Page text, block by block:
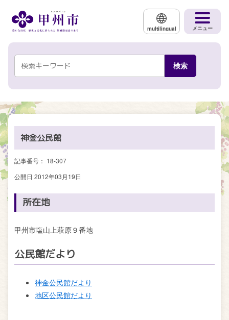
multilingual メニュー
神金公民館
記事番号： 18-307
公開日 2012年03月19日
所在地
甲州市塩山上萩原９番地
公民館だより
神金公民館だより
地区公民館だより